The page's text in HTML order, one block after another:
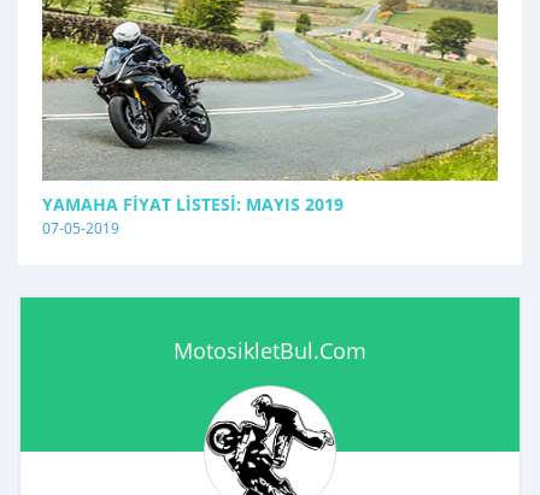
YAMAHA FIYAT LISTESI: MAYIS 2019
07-05-2019
MotosikletBul.Com